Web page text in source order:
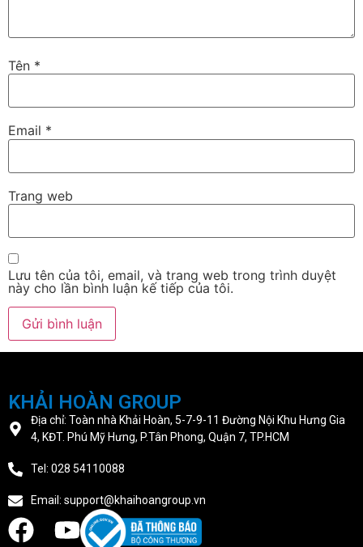
Tên *
Email *
Trang web
Lưu tên của tôi, email, và trang web trong trình duyệt
này cho lần bình luận kế tiếp của tôi.
KHẢI HOÀN GROUP
Địa chỉ: Toàn nhà Khải Hoàn, 5-7-9-11 Đường Nội Khu Hưng Gia
4, KĐT. Phú Mỹ Hưng, P.Tân Phong, Quận 7, TP.HCM
Tel: 028 54110088
Email: support@khaihoangroup.vn